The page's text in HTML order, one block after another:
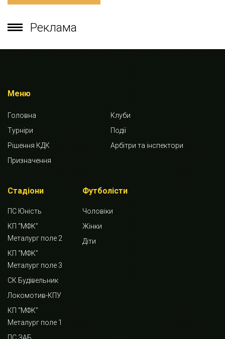
Реклама
Меню
Головна
Клуби
Турніри
Події
Рішення КДК
Арбітри та інспектори
Призначення
Стадіони
ПС Юність
КП “МФК”
Металург поле 2
КП “МФК”
Металург поле 3
СК Будівельник
Локомотив-КПУ
КП “МФК”
Металург поле 1
ПС ЗАБ
Футболісти
Чоловіки
Жінки
Діти